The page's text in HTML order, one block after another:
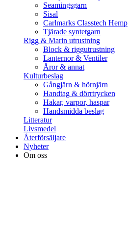
Seamingsgarn
Sisal
Carlmarks Classtech Hemp
Tjärade syntetgarn
Rigg & Marin utrustning
Block & riggutrustning
Lanternor & Ventiler
Åror & annat
Kulturbeslag
Gångjärn & hörnjärn
Handtag & dörrtrycken
Hakar, varpor, haspar
Handsmidda beslag
Litteratur
Livsmedel
Återförsäljare
Nyheter
Om oss